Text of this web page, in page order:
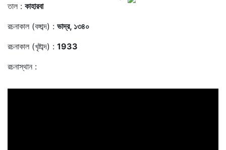
তাল : কাহারবা
রচনাকাল (বঙ্গাব্দ) : ভাদ্র, ১৩৪০
রচনাকাল (খৃষ্টাব্দ) : 1933
রচনাস্থান :